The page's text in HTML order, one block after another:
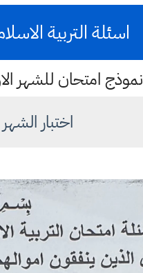
اسئلة التربية
نموذج امتحان للشهر
اختبار